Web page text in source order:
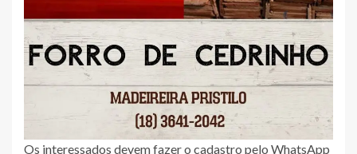
Os interessados devem fazer o cadastro pelo WhatsApp